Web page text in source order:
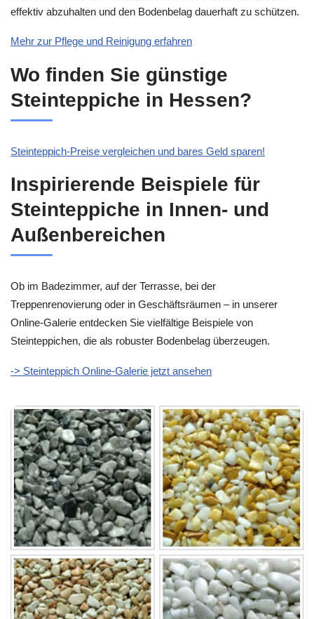
effektiv abzuhalten und den Bodenbelag dauerhaft zu schützen.
Mehr zur Pflege und Reinigung erfahren
Wo finden Sie günstige
Steinteppiche in Hessen?
Steinteppich-Preise vergleichen und bares Geld sparen!
Inspirierende Beispiele für
Steinteppiche in Innen- und
Außenbereichen
Ob im Badezimmer, auf der Terrasse, bei der
Treppenrenovierung oder in Geschäftsräumen – in unserer
Online-Galerie entdecken Sie vielfältige Beispiele von
Steinteppichen, die als robuster Bodenbelag überzeugen.
-> Steinteppich Online-Galerie jetzt ansehen